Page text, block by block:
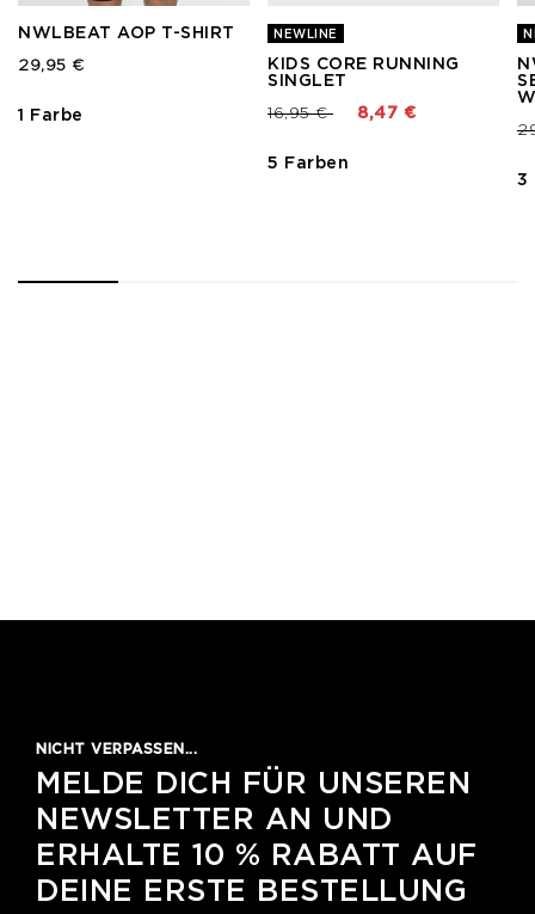
NWLBEAT AOP T-SHIRT
29,95 €
1 Farbe
NEWLINE
KIDS CORE RUNNING
SINGLET
Preis reduziert von
16,95 €bis 8,47 €
5 Farben
3
NICHT VERPASSEN...
MELDE DICH FÜR UNSEREN
NEWSLETTER AN UND
ERHALTE 10 % RABATT AUF
DEINE ERSTE BESTELLUNG